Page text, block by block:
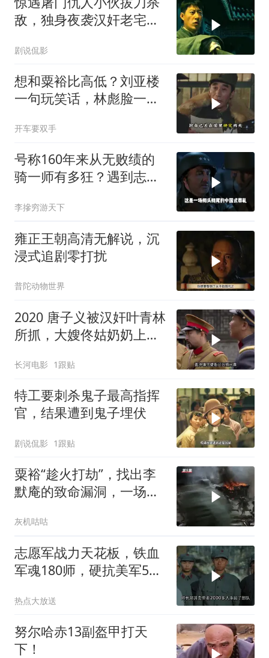
敌，独身夜袭汉奸老宅了
剧说侃影
想和粟裕比高低？刘亚楼
一句玩笑话，林彪脸一
开车要双手
号称160年来从无败绩的
骑一师有多狂？遇到志愿
李摻穷游天下
雍正王朝高清无解说，沉
浸式追剧零打扰
普陀动物世界
2020 唐子义被汉奸叶青林
所抓，大嫂佟姑奶奶上门
长河电影 1跟贴
特工要刺杀鬼子最高指挥
官，结果遭到鬼子埋伏
剧说侃影 1跟贴
粟裕“趁火打劫”，找出李
默庵的致命漏洞，一场闪
灰机咕咕
志愿军战力天花板，铁血
军魂180师，硬抗美军5个
热点大放送
努尔哈赤13副盔甲打天
下！